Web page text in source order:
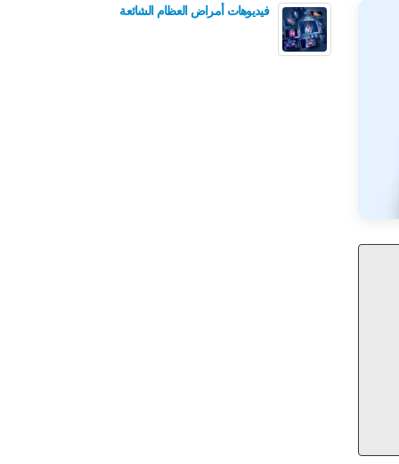
فيديوهات أمراض العظام الشائعة